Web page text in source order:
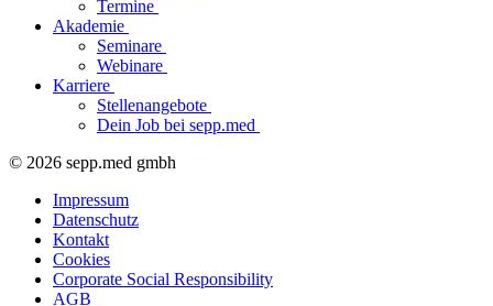
Termine
Akademie
Seminare
Webinare
Karriere
Stellenangebote
Dein Job bei sepp.med
© 2026 sepp.med gmbh
Impressum
Datenschutz
Kontakt
Cookies
Corporate Social Responsibility
AGB